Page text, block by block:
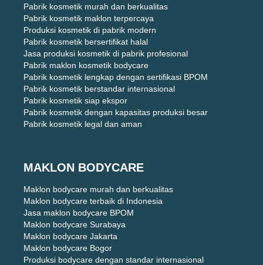
Pabrik kosmetik murah dan berkualitas
Pabrik kosmetik maklon terpercaya
Produksi kosmetik di pabrik modern
Pabrik kosmetik bersertifikat halal
Jasa produksi kosmetik di pabrik profesional
Pabrik maklon kosmetik bodycare
Pabrik kosmetik lengkap dengan sertifikasi BPOM
Pabrik kosmetik berstandar internasional
Pabrik kosmetik siap ekspor
Pabrik kosmetik dengan kapasitas produksi besar
Pabrik kosmetik legal dan aman
MAKLON BODYCARE
Maklon bodycare murah dan berkualitas
Maklon bodycare terbaik di Indonesia
Jasa maklon bodycare BPOM
Maklon bodycare Surabaya
Maklon bodycare Jakarta
Maklon bodycare Bogor
Produksi bodycare dengan standar internasional